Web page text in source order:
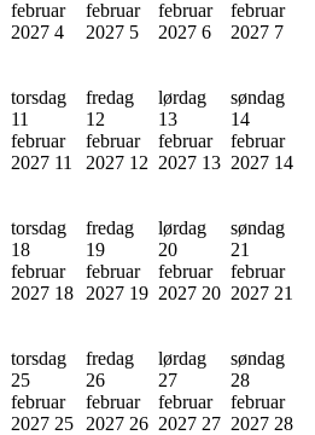
februar
2027 4
februar
2027 5
februar
2027 6
februar
2027 7
torsdag
11
februar
2027 11
fredag
12
februar
2027 12
lørdag
13
februar
2027 13
søndag
14
februar
2027 14
torsdag
18
februar
2027 18
fredag
19
februar
2027 19
lørdag
20
februar
2027 20
søndag
21
februar
2027 21
torsdag
25
februar
2027 25
fredag
26
februar
2027 26
lørdag
27
februar
2027 27
søndag
28
februar
2027 28